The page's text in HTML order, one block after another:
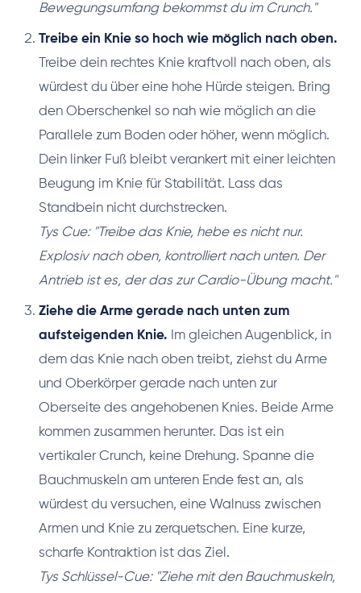
Bewegungsumfang bekommst du im Crunch."
Treibe ein Knie so hoch wie möglich nach oben.
Treibe dein rechtes Knie kraftvoll nach oben, als
würdest du über eine hohe Hürde steigen. Bring
den Oberschenkel so nah wie möglich an die
Parallele zum Boden oder höher, wenn möglich.
Dein linker Fuß bleibt verankert mit einer leichten
Beugung im Knie für Stabilität. Lass das
Standbein nicht durchstrecken.
Tys Cue: "Treibe das Knie, hebe es nicht nur.
Explosiv nach oben, kontrolliert nach unten. Der
Antrieb ist es, der das zur Cardio-Übung macht."
Ziehe die Arme gerade nach unten zum
aufsteigenden Knie. Im gleichen Augenblick, in
dem das Knie nach oben treibt, ziehst du Arme
und Oberkörper gerade nach unten zur
Oberseite des angehobenen Knies. Beide Arme
kommen zusammen herunter. Das ist ein
vertikaler Crunch, keine Drehung. Spanne die
Bauchmuskeln am unteren Ende fest an, als
würdest du versuchen, eine Walnuss zwischen
Armen und Knie zu zerquetschen. Eine kurze,
scharfe Kontraktion ist das Ziel.
Tys Schlüssel-Cue: "Ziehe mit den Bauchmuskeln,